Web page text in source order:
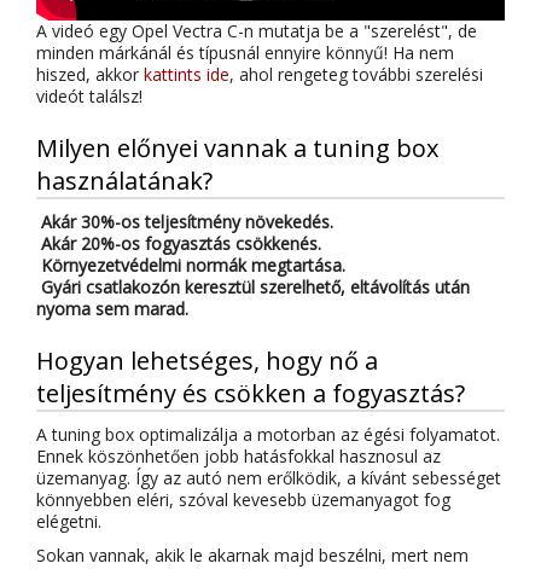
A videó egy Opel Vectra C-n mutatja be a "szerelést", de
minden márkánál és típusnál ennyire könnyű! Ha nem
hiszed, akkor kattints ide, ahol rengeteg további szerelési
videót találsz!
Milyen előnyei vannak a tuning box
használatának?
Akár 30%-os teljesítmény növekedés.
Akár 20%-os fogyasztás csökkenés.
Környezetvédelmi normák megtartása.
Gyári csatlakozón keresztül szerelhető, eltávolítás után
nyoma sem marad.
Hogyan lehetséges, hogy nő a
teljesítmény és csökken a fogyasztás?
A tuning box optimalizálja a motorban az égési folyamatot.
Ennek köszönhetően jobb hatásfokkal hasznosul az
üzemanyag. Így az autó nem erőlködik, a kívánt sebességet
könnyebben eléri, szóval kevesebb üzemanyagot fog
elégetni.
Sokan vannak, akik le akarnak majd beszélni, mert nem